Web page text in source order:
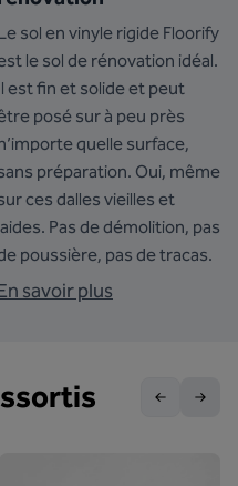
sol en vinyle rigide Floorify
le sol de rénovation idéal.
est fin et solide et peut
posé sur à peu près
quelle surface,
préparation. Oui, même
ces dalles vieilles et
Pas de démolition, pas
poussière, pas de tracas.
savoir plus